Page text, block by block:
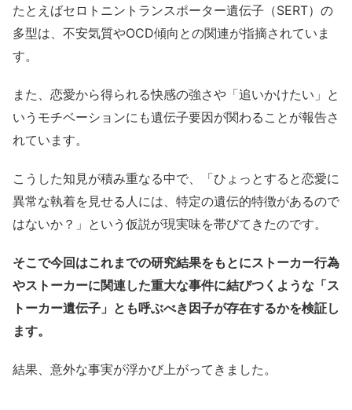
たとえばセロトニントランスポーター遺伝子（SERT）の
多型は、不安気質やOCD傾向との関連が指摘されていま
す。
また、恋愛から得られる快感の強さや「追いかけたい」と
いうモチベーションにも遺伝子要因が関わることが報告さ
れています。
こうした知見が積み重なる中で、「ひょっとすると恋愛に
異常な執着を見せる人には、特定の遺伝的特徴があるので
はないか？」という仮説が現実味を帯びてきたのです。
そこで今回はこれまでの研究結果をもとにストーカー行為
やストーカーに関連した重大な事件に結びつくような「ス
トーカー遺伝子」とも呼ぶべき因子が存在するかを検証し
ます。
結果、意外な事実が浮かび上がってきました。